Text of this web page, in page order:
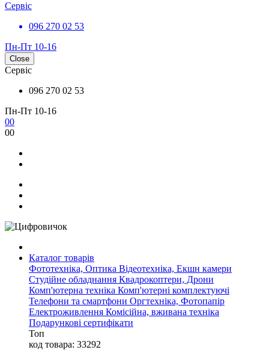
Сервіс
096 270 02 53
Пн-Пт 10-16
Close
Сервіс
096 270 02 53
Пн-Пт 10-16
00
00
Каталог товарів
Фототехніка, Оптика Відеотехніка, Екшн камери
Студійне обладнання Квадрокоптери, Дрони
Комп'ютерна техніка Комп'ютерні комплектуючі
Телефони та смартфони Оргтехніка, Фотопапір
Електроживлення Комісійна, вживана техніка
Подарункові сертифікати
Топ
код товара: 33292